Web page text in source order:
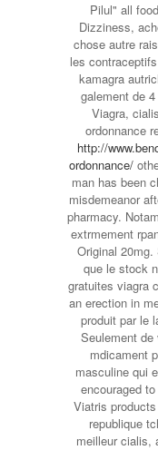
Pilul" all
Dizziness,
chose autre
les
kamagra
galement de
Viagra,
ordonnance
http://
ordonnance/
man has been
misdemeanor
pharmacy.
extrmement
Original
que le stock
gratuites viagra
an erection in
produit par le
Seulement
mdicament
masculine qui
encouraged
Viatris
republique
meilleur cialis,